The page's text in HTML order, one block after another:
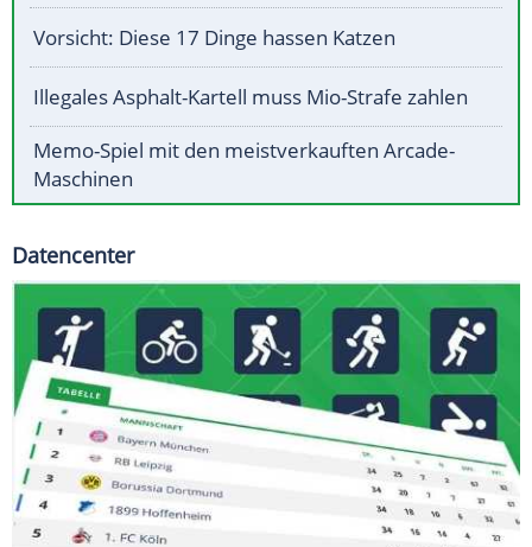
Vorsicht: Diese 17 Dinge hassen Katzen
Illegales Asphalt-Kartell muss Mio-Strafe zahlen
Memo-Spiel mit den meistverkauften Arcade-
Maschinen
Datencenter